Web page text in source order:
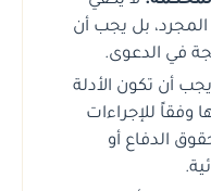
بل يجب أن
في الدعوى.
يجب أن تكون الأدلة
وفقاً للإجراءات
الدفاع أو